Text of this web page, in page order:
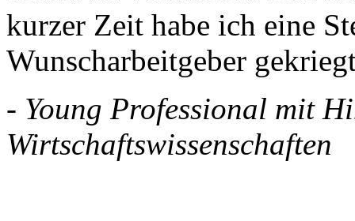
kurzer Zeit habe ich eine
Wunscharbeitgeber
- Young Professional mit
Wirtschaftswissenschaften